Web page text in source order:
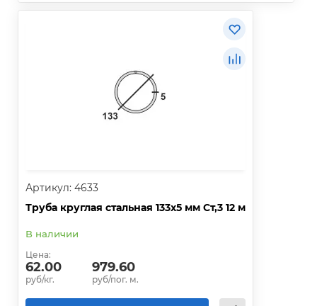
Артикул: 4633
Труба круглая стальная 133х5 мм Ст,3 12 м
В наличии
Цена:
62.00
руб/кг.
979.60
руб/пог. м.